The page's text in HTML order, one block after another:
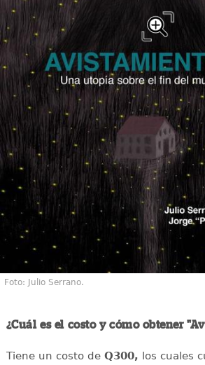
Foto: Julio Serrano.
¿Cuál es el costo y cómo obtener
Tiene un costo de Q300, los cuales